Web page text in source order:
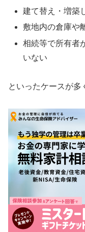
建て替え・増築
敷地内の倉庫や
相続等で所有者
いない
といったケースが多